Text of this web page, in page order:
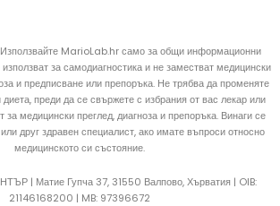
Използвайте MarioLab.hr само за общи информационни
за самодиагностика и не заместват медицински
и предписване или препоръка. Не трябва да променяте
преди да се свържете с избрания от вас лекар или
за медицински преглед, диагноза и препоръка. Винаги се
друг здравен специалист, ако имате въпроси относно
медицинското си състояние.
| Матие Гупча 37, 31550 Валпово, Хърватия | OIB:
21146168200 | MB: 97396672